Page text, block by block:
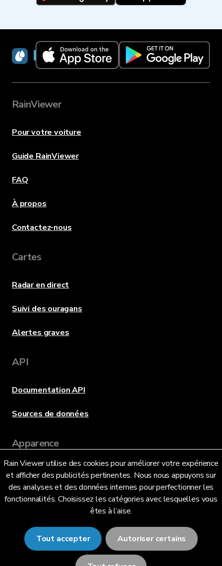
Rain Viewer utilise des cookies pour améliorer votre expérience
et afficher des publicités pertinentes. Nous nous appuyons sur
des analyses et des données internes pour perfectionner les
fonctionnalités. Choisissez les catégories avec lesquelles vous
êtes à l’aise.
Tout accepter Autoriser certains
RainViewer
RainViewer
Pour votre voiture
Guide RainViewer
FAQ
À propos
Contactez-nous
Cartes
Radar en direct
Suivi des ouragans
Alertes graves
API
Documentation API
Sources de données
Apparence
Langue